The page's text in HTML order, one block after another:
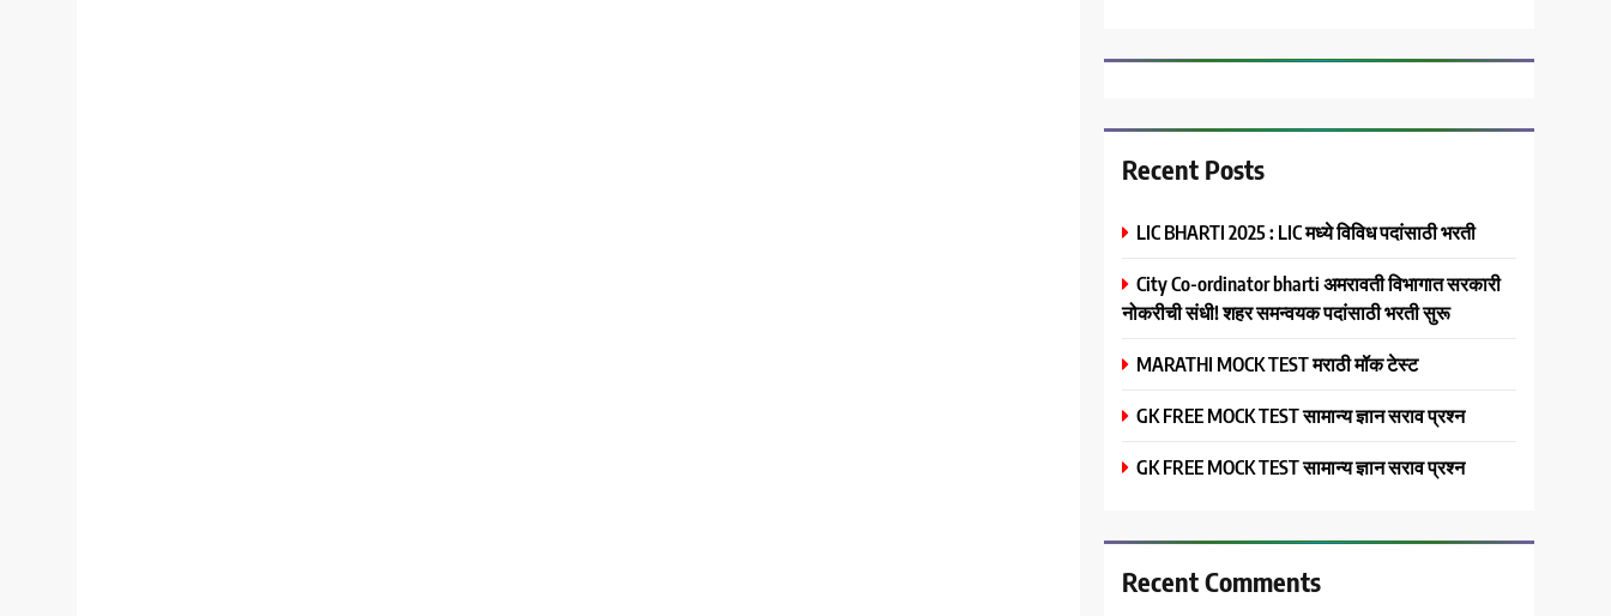
Recent Posts
LIC BHARTI 2025 : LIC मध्ये विविध पदांसाठी भरती
City Co-ordinator bharti अमरावती विभागात सरकारी
नोकरीची संधी! शहर समन्वयक पदांसाठी भरती सुरू
MARATHI MOCK TEST मराठी मॉक टेस्ट
GK FREE MOCK TEST सामान्य ज्ञान सराव प्रश्न
GK FREE MOCK TEST सामान्य ज्ञान सराव प्रश्न
Recent Comments